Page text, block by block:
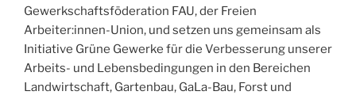
Gewerkschaftsföderation FAU, der Freien
Arbeiter:innen-Union, und setzen uns gemeinsam als
Initiative Grüne Gewerke für die Verbesserung unserer
Arbeits- und Lebensbedingungen in den Bereichen
Landwirtschaft, Gartenbau, GaLa-Bau, Forst und